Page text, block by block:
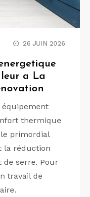
26 JUIN 2026
a La
thermique
primordial
la réduction
de serre. Pour
travail de